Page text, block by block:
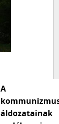
A
áldozatainak